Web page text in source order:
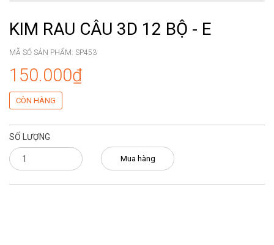
KIM RAU CÂU 3D 12 BỘ - E
MÃ SỐ SẢN PHẨM: SP453
150.000₫
CÒN HÀNG
SỐ LƯỢNG
Mua hàng